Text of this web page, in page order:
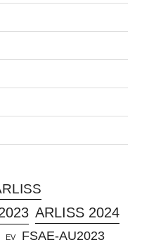
ARLISS 2024
EV FSAE-AU2023